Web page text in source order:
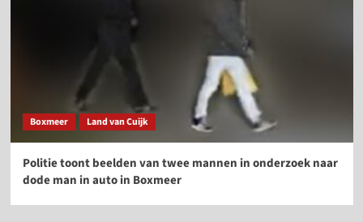
Boxmeer Land van Cuijk
Politie toont beelden van twee mannen in onderzoek naar
dode man in auto in Boxmeer